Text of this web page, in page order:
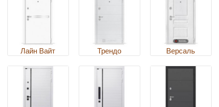
Лайн Вайт Трендо Версаль